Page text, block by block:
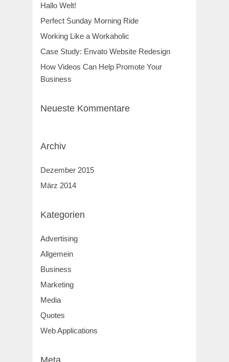
Hallo Welt!
Perfect Sunday Morning Ride
Working Like a Workaholic
Case Study: Envato Website Redesign
How Videos Can Help Promote Your
Business
Neueste Kommentare
Archiv
Dezember 2015
März 2014
Kategorien
Advertising
Allgemein
Business
Marketing
Media
Quotes
Web Applications
Meta